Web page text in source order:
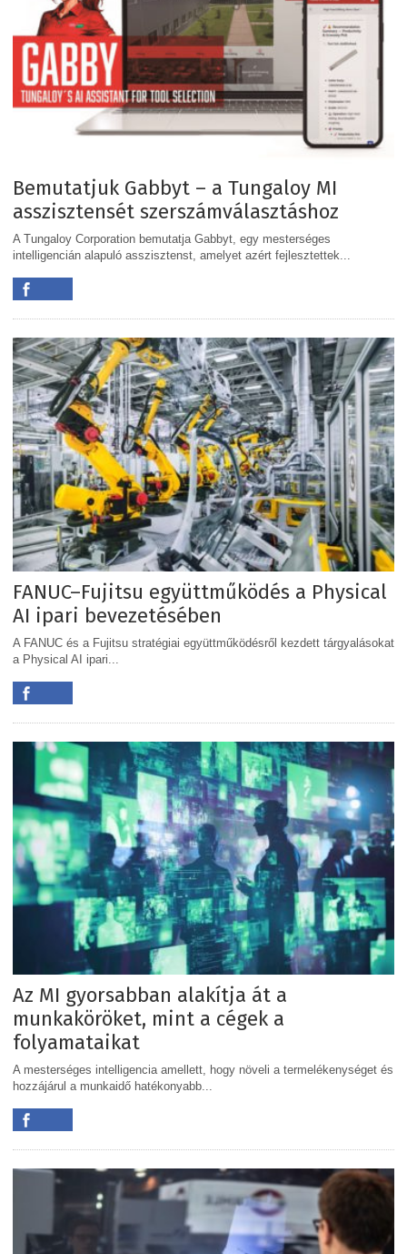
Bemutatjuk Gabbyt – a Tungaloy MI
asszisztensét szerszámválasztáshoz
A Tungaloy Corporation bemutatja Gabbyt, egy mesterséges
intelligencián alapuló asszisztenst, amelyet azért fejlesztettek...
FANUC–Fujitsu együttműködés a Physical
AI ipari bevezetésében
A FANUC és a Fujitsu stratégiai együttműködésről kezdett tárgyalásokat
a Physical AI ipari...
Az MI gyorsabban alakítja át a
munkaköröket, mint a cégek a
folyamataikat
A mesterséges intelligencia amellett, hogy növeli a termelékenységet és
hozzájárul a munkaidő hatékonyabb...